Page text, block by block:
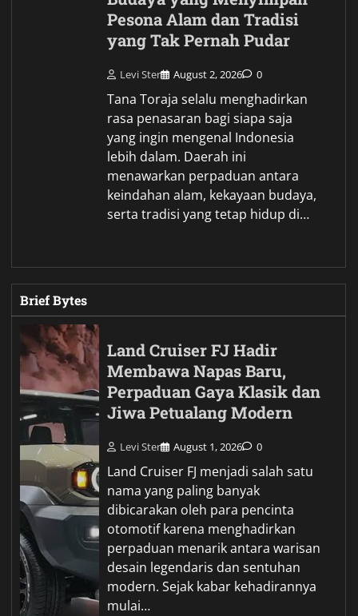
Pesona Alam dan Tradisi
yang Tak Pernah Pudar
Levi Ster August 2, 2026 0
Tana Toraja selalu menghadirkan
rasa penasaran bagi siapa saja
yang ingin mengenal Indonesia
lebih dalam. Daerah ini
menawarkan perpaduan antara
keindahan alam, kekayaan budaya,
serta tradisi yang tetap hidup di…
Brief Bytes
Land Cruiser FJ Hadir
Membawa Napas Baru,
Perpaduan Gaya Klasik dan
Jiwa Petualang Modern
Levi Ster August 1, 2026 0
Land Cruiser FJ menjadi salah satu
nama yang paling banyak
dibicarakan oleh para pencinta
otomotif karena menghadirkan
perpaduan menarik antara warisan
desain legendaris dan sentuhan
modern. Sejak kabar kehadirannya
mulai…